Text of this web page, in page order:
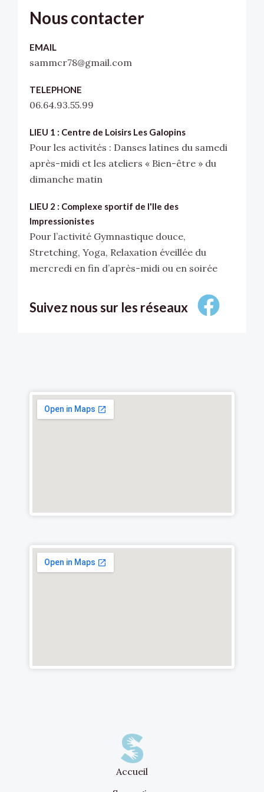
Nous contacter
EMAIL
sammcr78@gmail.com
TELEPHONE
06.64.93.55.99
LIEU 1 : Centre de Loisirs Les Galopins
Pour les activités : Danses latines du samedi
après-midi et les ateliers « Bien-être » du
dimanche matin
LIEU 2 : Complexe sportif de l'Ile des
Impressionistes
Pour l’activité Gymnastique douce,
Stretching, Yoga, Relaxation éveillée du
mercredi en fin d’après-midi ou en soirée
Suivez nous sur les réseaux
F
a
o
Accueil